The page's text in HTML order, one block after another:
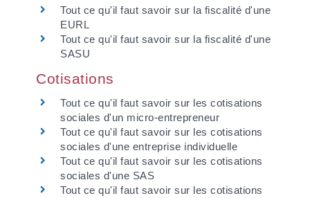
Tout ce qu'il faut savoir sur la fiscalité d'une
EURL
Tout ce qu'il faut savoir sur la fiscalité d'une
SASU
Cotisations
Tout ce qu'il faut savoir sur les cotisations
sociales d'un micro-entrepreneur
Tout ce qu'il faut savoir sur les cotisations
sociales d'une entreprise individuelle
Tout ce qu'il faut savoir sur les cotisations
sociales d'une SAS
Tout ce qu'il faut savoir sur les cotisations